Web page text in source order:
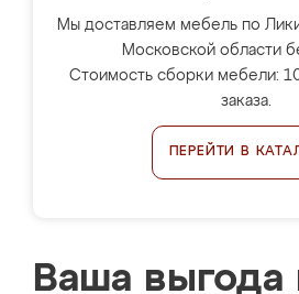
Мы доставляем мебель по
Московской области
Стоимость сборки мебели:
заказа.
ПЕРЕЙТИ В
Ваша выгода